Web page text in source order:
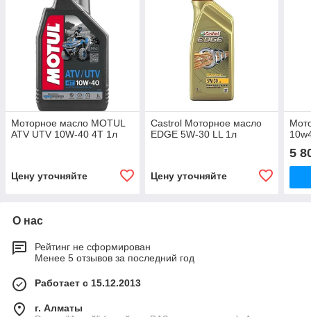
Моторное масло MOTUL
ATV UTV 10W-40 4T 1л
Цену уточняйте
Castrol Моторное масло
EDGE 5W-30 LL 1л
Цену уточняйте
5
О нас
Рейтинг не сформирован
Менее 5 отзывов за последний год
Работает с 15.12.2013
г. Алматы